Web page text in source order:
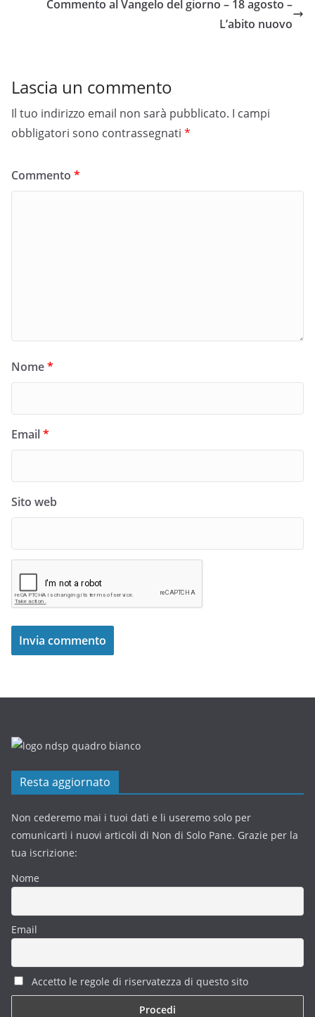
Commento al Vangelo del giorno – 18 agosto –
L’abito nuovo
Lascia un commento
Il tuo indirizzo email non sarà pubblicato. I campi
obbligatori sono contrassegnati *
Commento *
Nome*
Email*
Sito web
Resta aggiornato
Non cederemo mai i tuoi dati e li useremo solo per
comunicarti i nuovi articoli di Non di Solo Pane. Grazie per la
tua iscrizione:
Nome
Email
Accetto le regole di riservatezza di questo sito